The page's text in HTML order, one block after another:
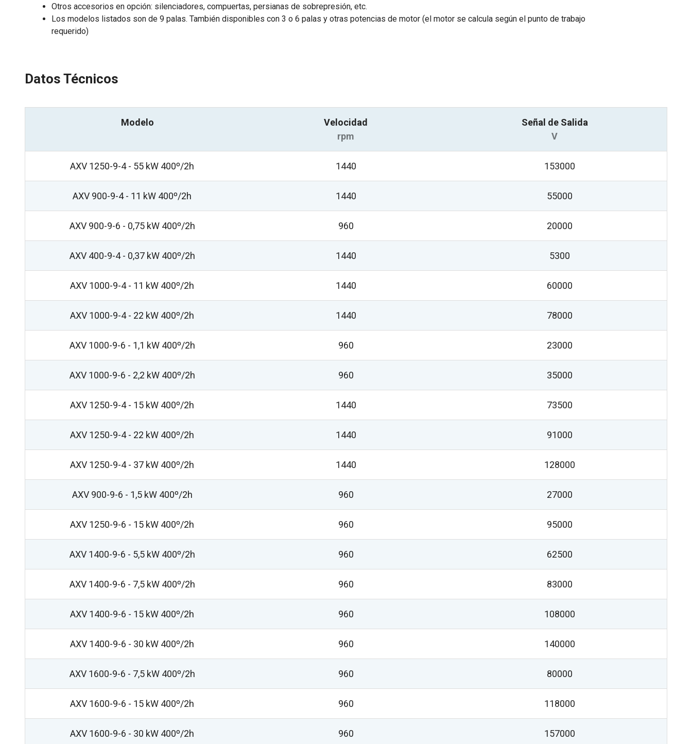
Otros accesorios en opción: silenciadores, compuertas, persianas de sobrepresión, etc.
Los modelos listados son de 9 palas. También disponibles con 3 o 6 palas y otras potencias de motor (el motor se calcula según el punto de trabajo
requerido)
Datos Técnicos
Modelo
Velocidad
rpm
Señal de Salida
V
AXV 1250-9-4 - 55 kW 400º/2h 1440 153000
AXV 900-9-4 - 11 kW 400º/2h 1440 55000
AXV 900-9-6 - 0,75 kW 400º/2h 960 20000
AXV 400-9-4 - 0,37 kW 400º/2h 1440 5300
AXV 1000-9-4 - 11 kW 400º/2h 1440 60000
AXV 1000-9-4 - 22 kW 400º/2h 1440 78000
AXV 1000-9-6 - 1,1 kW 400º/2h 960 23000
AXV 1000-9-6 - 2,2 kW 400º/2h 960 35000
AXV 1250-9-4 - 15 kW 400º/2h 1440 73500
AXV 1250-9-4 - 22 kW 400º/2h 1440 91000
AXV 1250-9-4 - 37 kW 400º/2h 1440 128000
AXV 900-9-6 - 1,5 kW 400º/2h 960 27000
AXV 1250-9-6 - 15 kW 400º/2h 960 95000
AXV 1400-9-6 - 5,5 kW 400º/2h 960 62500
AXV 1400-9-6 - 7,5 kW 400º/2h 960 83000
AXV 1400-9-6 - 15 kW 400º/2h 960 108000
AXV 1400-9-6 - 30 kW 400º/2h 960 140000
AXV 1600-9-6 - 7,5 kW 400º/2h 960 80000
AXV 1600-9-6 - 15 kW 400º/2h 960 118000
AXV 1600-9-6 - 30 kW 400º/2h 960 157000